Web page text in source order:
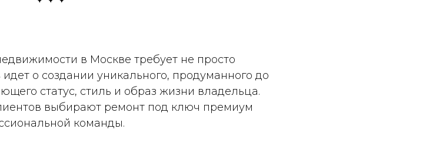
в Москве требует не просто
о создании уникального, продуманного до
статус, стиль и образ жизни владельца.
выбирают ремонт под ключ премиум
команды.